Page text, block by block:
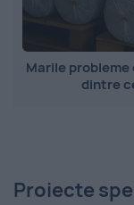
Marile
dintre
Proiecte